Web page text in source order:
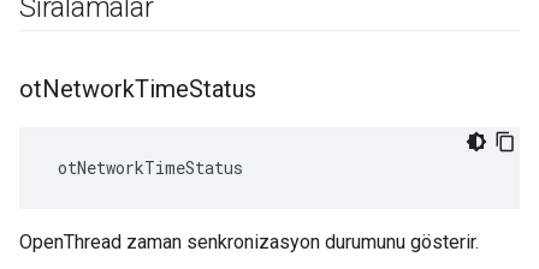
Sıralamalar
otNetworkTimeStatus
otNetworkTimeStatus
OpenThread zaman senkronizasyon durumunu gösterir.